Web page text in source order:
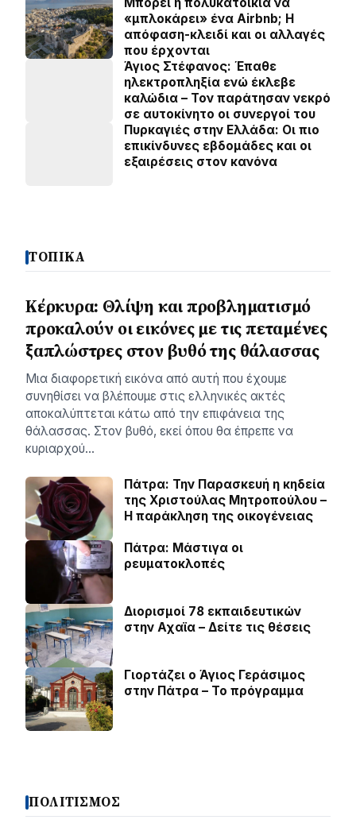
«μπλοκάρει» ένα Airbnb; Η
απόφαση-κλειδί και οι αλλαγές
που έρχονται
Άγιος Στέφανος: Έπαθε
ηλεκτροπληξία ενώ έκλεβε
καλώδια – Τον παράτησαν νεκρό
σε αυτοκίνητο οι συνεργοί του
Πυρκαγιές στην Ελλάδα: Οι πιο
επικίνδυνες εβδομάδες και οι
εξαιρέσεις στον κανόνα
ΤΟΠΙΚΑ
Κέρκυρα: Θλίψη και προβληματισμό
προκαλούν οι εικόνες με τις πεταμένες
ξαπλώστρες στον βυθό της θάλασσας
Μια διαφορετική εικόνα από αυτή που έχουμε
συνηθίσει να βλέπουμε στις ελληνικές ακτές
αποκαλύπτεται κάτω από την επιφάνεια της
θάλασσας. Στον βυθό, εκεί όπου θα έπρεπε να
κυριαρχού…
Πάτρα: Την Παρασκευή η κηδεία
της Χριστούλας Μητροπούλου –
Η παράκληση της οικογένειας
Πάτρα: Μάστιγα οι
ρευµατοκλοπές
Διορισμοί 78 εκπαιδευτικών
στην Αχαϊα – Δείτε τις θέσεις
Γιορτάζει ο Άγιος Γεράσιμος
στην Πάτρα – Το πρόγραμμα
ΠΟΛΙΤΙΣΜΟΣ